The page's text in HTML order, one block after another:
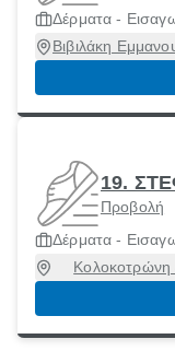
Δέρματα -
Βιβιλάκη
19.
Προβολή
Δέρματα -